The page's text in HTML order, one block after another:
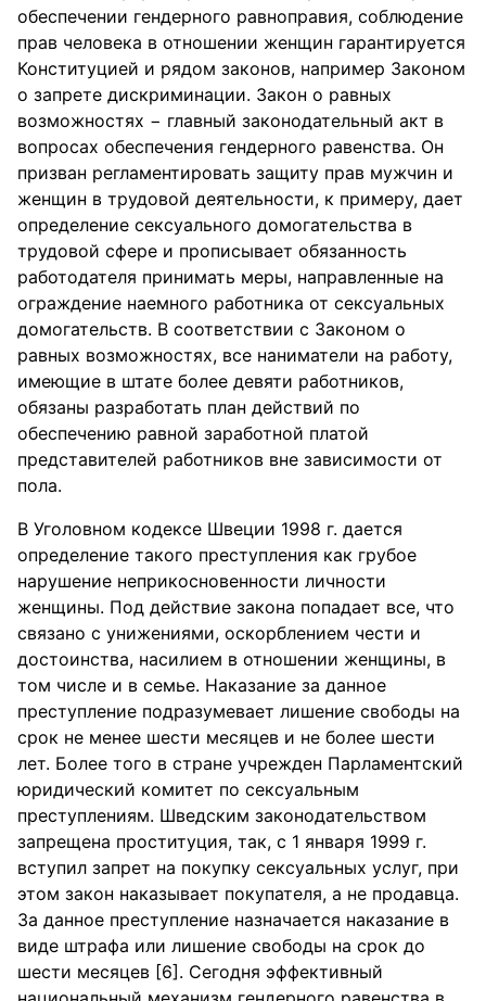
обеспечении гендерного равноправия, соблюдение
прав человека в отношении женщин гарантируется
Конституцией и рядом законов, например Законом
о запрете дискриминации. Закон о равных
возможностях − главный законодательный акт в
вопросах обеспечения гендерного равенства. Он
призван регламентировать защиту прав мужчин и
женщин в трудовой деятельности, к примеру, дает
определение сексуального домогательства в
трудовой сфере и прописывает обязанность
работодателя принимать меры, направленные на
ограждение наемного работника от сексуальных
домогательств. В соответствии с Законом о
равных возможностях, все наниматели на работу,
имеющие в штате более девяти работников,
обязаны разработать план действий по
обеспечению равной заработной платой
представителей работников вне зависимости от
пола.
В Уголовном кодексе Швеции 1998 г. дается
определение такого преступления как грубое
нарушение неприкосновенности личности
женщины. Под действие закона попадает все, что
связано с унижениями, оскорблением чести и
достоинства, насилием в отношении женщины, в
том числе и в семье. Наказание за данное
преступление подразумевает лишение свободы на
срок не менее шести месяцев и не более шести
лет. Более того в стране учрежден Парламентский
юридический комитет по сексуальным
преступлениям. Шведским законодательством
запрещена проституция, так, с 1 января 1999 г.
вступил запрет на покупку сексуальных услуг, при
этом закон наказывает покупателя, а не продавца.
За данное преступление назначается наказание в
виде штрафа или лишение свободы на срок до
шести месяцев [6]. Сегодня эффективный